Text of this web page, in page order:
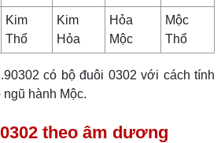
Kim
Thổ
Kim
Hỏa
Hỏa
Mộc
Mộc
Thổ
có bộ đuôi 0302 với cách tính
ngũ hành Mộc.
theo âm dương